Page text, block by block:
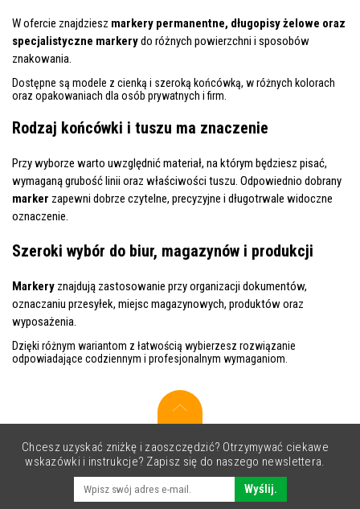
W ofercie znajdziesz markery permanentne, długopisy żelowe oraz
specjalistyczne markerydo różnych powierzchni i sposobów
znakowania.
Dostępne są modele z cienką i szeroką końcówką, w różnych kolorach
oraz opakowaniach dla osób prywatnych i firm.
Rodzaj końcówki i tuszu ma znaczenie
Przy wyborze warto uwzględnić materiał, na którym będziesz pisać,
wymaganą grubość linii oraz właściwości tuszu. Odpowiednio dobrany
marker zapewni dobrze czytelne, precyzyjne i długotrwale widoczne
oznaczenie.
Szeroki wybór do biur, magazynów i produkcji
Markery znajdują zastosowanie przy organizacji dokumentów,
oznaczaniu przesyłek, miejsc magazynowych, produktów oraz
wyposażenia.
Dzięki różnym wariantom z łatwością wybierzesz rozwiązanie
odpowiadające codziennym i profesjonalnym wymaganiom.
Chcesz uzyskać zniżkę i zaoszczędzić? Otrzymywać ciekawe
wskazówki i instrukcje? Zapisz się do naszego newslettera.
Wyślij.